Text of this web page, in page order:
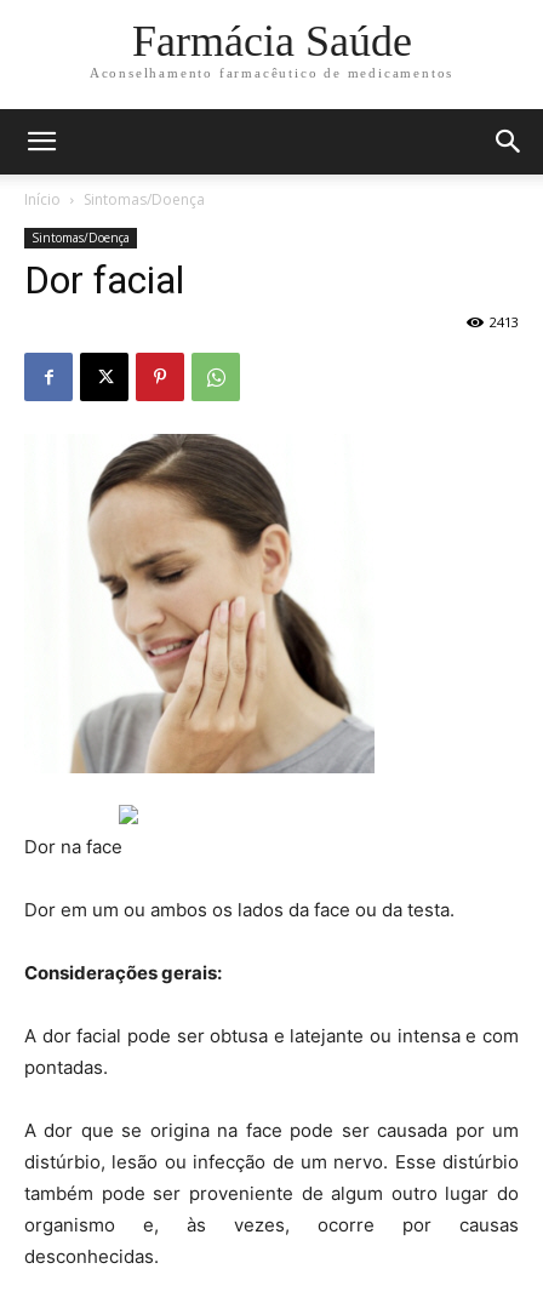
Farmácia Saúde
Aconselhamento farmacêutico de medicamentos
Início Sintomas/Doença
Sintomas/Doença
Dor facial
2413
Dor na face
Dor em um ou ambos os lados da face ou da testa.
Considerações gerais:
A dor facial pode ser obtusa e latejante ou intensa e com
pontadas.
A dor que se origina na face pode ser causada por um
distúrbio, lesão ou infecção de um nervo. Esse distúrbio
também pode ser proveniente de algum outro lugar do
organismo e, às vezes, ocorre por causas
desconhecidas.